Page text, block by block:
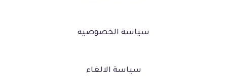
سياسة الخصوصيه
سياسة الالغاء